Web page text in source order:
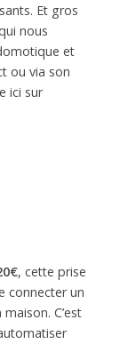
Et gros
nous
et
ou via son
ici sur
, cette prise
connecter un
C’est